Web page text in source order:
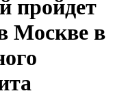
пройдет
Москве в